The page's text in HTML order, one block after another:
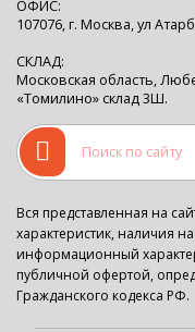
ОФИС:
107076, г. Москва, ул
СКЛАД:
Московская область,
«Томилино» склад 3Ш.
Вся представленная на
характеристик, наличия
информационный
публичной офертой,
Гражданского кодекса РФ.